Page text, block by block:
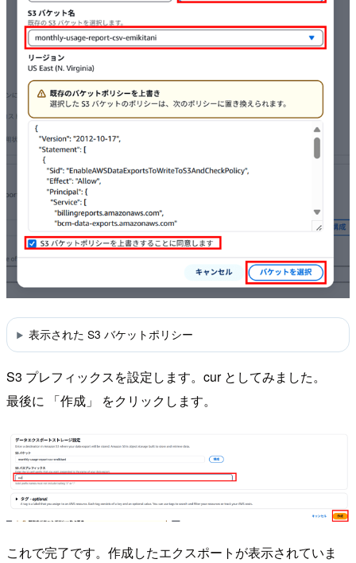
表示された S3 バケットポリシー
S3 プレフィックスを設定します。cur としてみました。
最後に 「作成」 をクリックします。
これで完了です。作成したエクスポートが表示されていま